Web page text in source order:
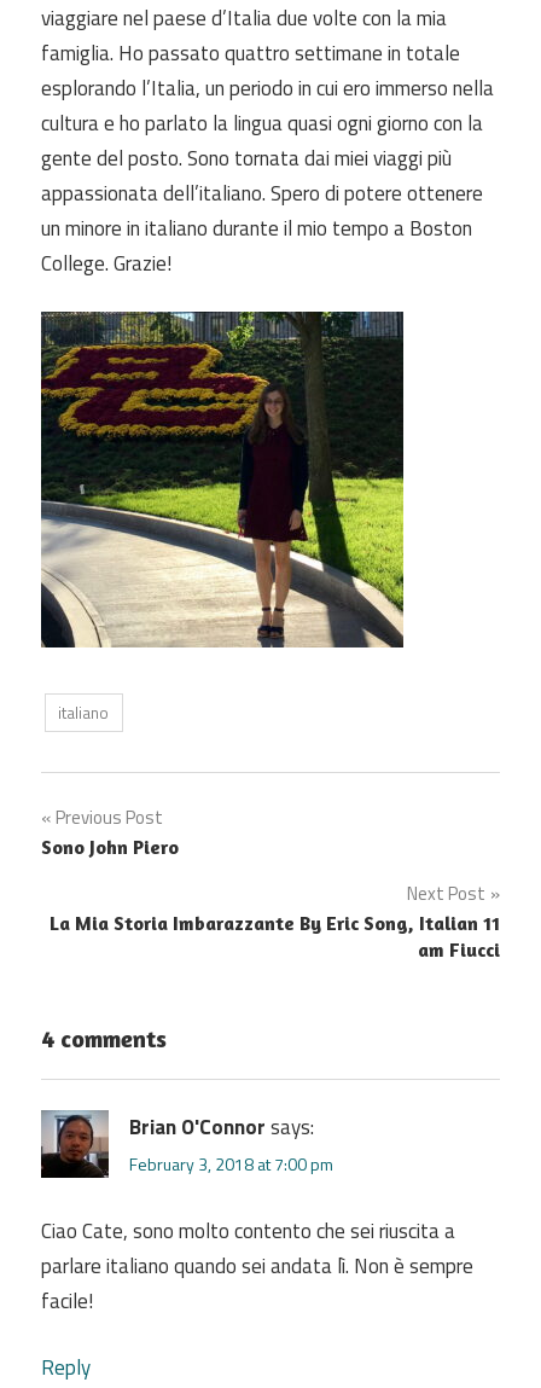
viaggiare nel paese d’Italia due volte con la mia
famiglia. Ho passato quattro settimane in totale
esplorando l’Italia, un periodo in cui ero immerso nella
cultura e ho parlato la lingua quasi ogni giorno con la
gente del posto. Sono tornata dai miei viaggi più
appassionata dell’italiano. Spero di potere ottenere
un minore in italiano durante il mio tempo a Boston
College. Grazie!
italiano
Post
navigation
Previous Post
Sono John Piero
Next Post
La Mia Storia Imbarazzante By Eric Song, Italian 11
am Fiucci
4 comments
Brian O'Connorsays:
February 3, 2018 at 7:00 pm
Ciao Cate, sono molto contento che sei riuscita a
parlare italiano quando sei andata lì. Non è sempre
facile!
Reply